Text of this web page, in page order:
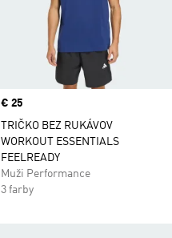
Price
€ 25
TRIČKO BEZ RUKÁVOV
WORKOUT ESSENTIALS
FEELREADY
Muži Performance
3 farby